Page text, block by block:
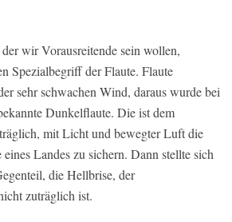
wir Vorausreitende sein wollen,
Spezialbegriff der Flaute. Flaute
sehr schwachen Wind, daraus wurde bei
Dunkelflaute. Die ist dem
mit Licht und bewegter Luft die
Landes zu sichern. Dann stellte sich
die Hellbrise, der
zuträglich ist.